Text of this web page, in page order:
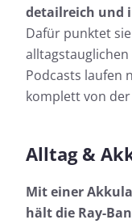
detailreich und
Dafür punktet
Podcasts laufen
komplett von
Alltag &
Mit einer
hält die Ray-